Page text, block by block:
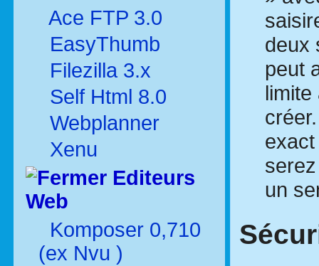
Ace FTP 3.0
EasyThumb
Filezilla 3.x
Self Html 8.0
Webplanner
Xenu
Editeurs
Web
Komposer 0,710
(ex Nvu )
deux
peut
un